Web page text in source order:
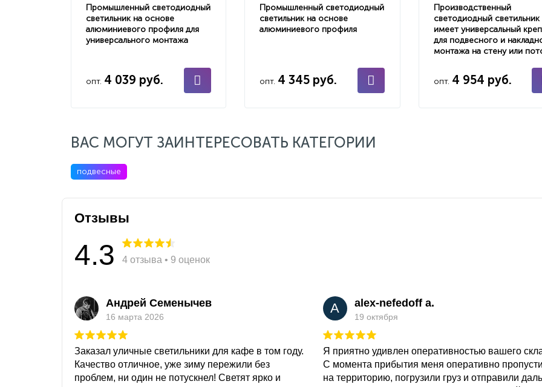
Промышленный светодиодный
светильник на основе
алюминиевого профиля для
универсального монтажа
опт. 4 039 руб.
Промышленный светодиодный
светильник на основе
алюминиевого профиля
опт. 4 345 руб.
Производственный
светодиодный светильник
имеет универсальный
для подвесного и
монтажа на стену или
опт. 4 954 руб.
ВАС МОГУТ ЗАИНТЕРЕСОВАТЬ КАТЕГОРИИ
подвесные
Отзывы
4.3 4 отзыва • 9 оценок
Андрей Семенычев
16 марта 2026
Заказал уличные светильники для кафе в том году.
Качество отличное, уже зиму пережили без
проблем, ни один не потускнел! Светят ярко и
A alex-nefedoff a.
19 октября
Я приятно удивлен оперативностью вашего
С момента прибытия меня оперативно
на территорию, погрузили груз и отправили